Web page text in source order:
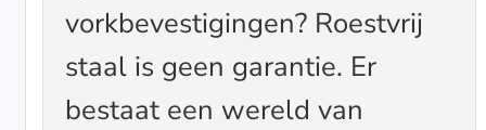
vorkbevestigingen? Roestvrij
staal is geen garantie. Er
bestaat een wereld van